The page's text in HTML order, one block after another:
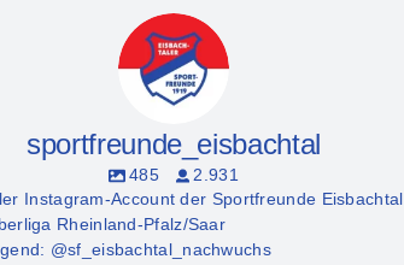
sportfreunde_eisbachtal
485
2.931
Instagram-Account der Sportfreunde Eisbachtal
Rheinland-Pfalz/Saar
@sf_eisbachtal_nachwuchs